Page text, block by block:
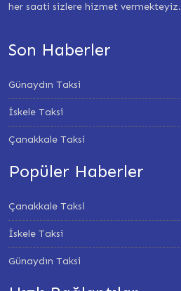
her saati sizlere hizmet vermekteyiz.
Son Haberler
Günaydın Taksi
İskele Taksi
Çanakkale Taksi
Popüler Haberler
Çanakkale Taksi
İskele Taksi
Günaydın Taksi